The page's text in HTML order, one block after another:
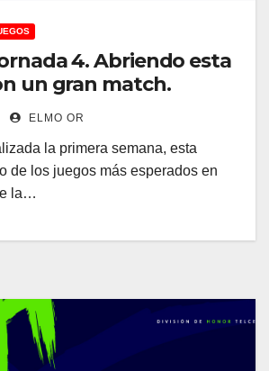
4. Abriendo esta
un gran match.
ELMO OR
la primera semana, esta
de los juegos más esperados en
la…